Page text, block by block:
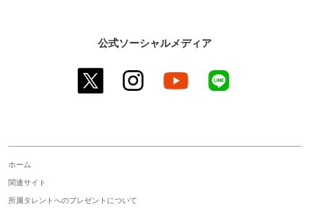
公式ソーシャルメディア
twitter instagram youtube
ホーム
関連サイト
所属タレントへのプレゼントについて